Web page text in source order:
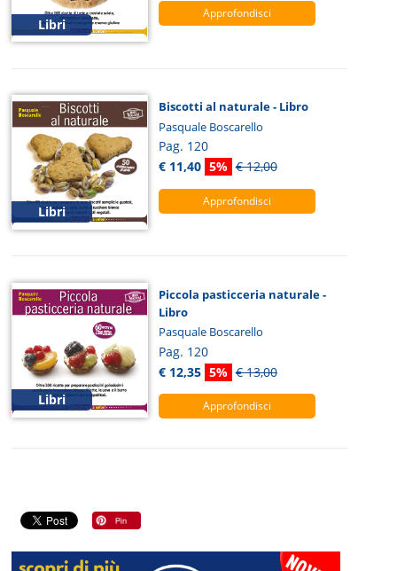
Libri
Approfondisci
Libri
Biscotti al naturale - Libro
Pasquale Boscarello
Pag. 120
€ 11,40 5% € 12,00
Approfondisci
Libri
Piccola pasticceria naturale -
Libro
Pasquale Boscarello
Pag. 120
€ 12,35 5% € 13,00
Approfondisci